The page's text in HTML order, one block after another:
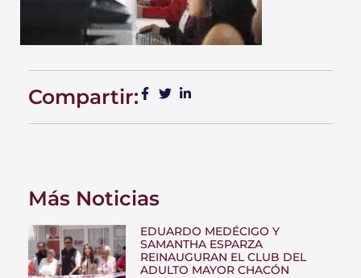
Compartir:
Más Noticias
EDUARDO MEDÉCIGO Y
SAMANTHA ESPARZA
REINAUGURAN EL CLUB DEL
ADULTO MAYOR CHACÓN